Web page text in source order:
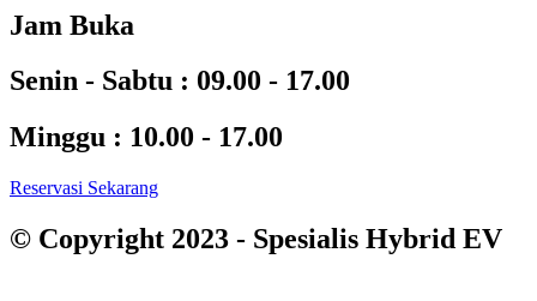
Jam Buka
Senin - Sabtu : 09.00 - 17.00
Minggu : 10.00 - 17.00
Reservasi Sekarang
© Copyright 2023 - Spesialis Hybrid EV